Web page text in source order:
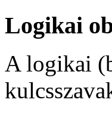
Logikai
A logikai